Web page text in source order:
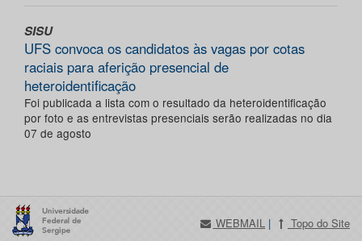
SISU
UFS convoca os candidatos às vagas por cotas
raciais para aferição presencial de
heteroidentificação
Foi publicada a lista com o resultado da heteroidentificação
por foto e as entrevistas presenciais serão realizadas no dia
07 de agosto
WEBMAIL | Topo do Site